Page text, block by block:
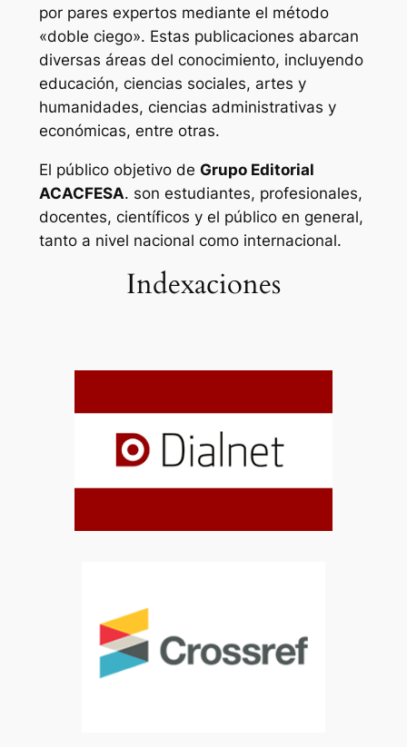
por pares expertos mediante el método
«doble ciego». Estas publicaciones abarcan
diversas áreas del conocimiento, incluyendo
educación, ciencias sociales, artes y
humanidades, ciencias administrativas y
económicas, entre otras.
El público objetivo de Grupo Editorial
ACACFESA. son estudiantes, profesionales,
docentes, científicos y el público en general,
tanto a nivel nacional como internacional.
Indexaciones